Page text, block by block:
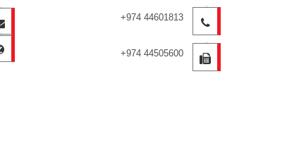
+974 44601813
+974 44505600